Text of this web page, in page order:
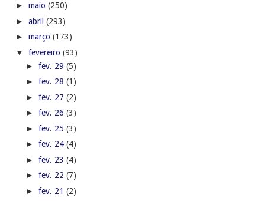
► maio (250)
► abril (293)
► março (173)
▼ fevereiro (93)
► fev. 29 (5)
► fev. 28 (1)
► fev. 27 (2)
► fev. 26 (3)
► fev. 25 (3)
► fev. 24 (4)
► fev. 23 (4)
► fev. 22 (7)
► fev. 21 (2)